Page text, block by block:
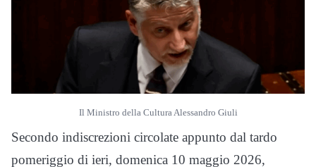
Il Ministro della Cultura Alessandro Giuli
Secondo indiscrezioni circolate appunto dal tardo
pomeriggio di ieri, domenica 10 maggio 2026,